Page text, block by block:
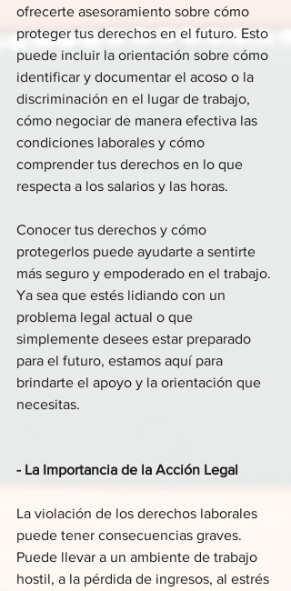
ofrecerte asesoramiento sobre cómo
proteger tus derechos en el futuro. Esto
puede incluir la orientación sobre cómo
identificar y documentar el acoso o la
discriminación en el lugar de trabajo,
cómo negociar de manera efectiva las
condiciones laborales y cómo
comprender tus derechos en lo que
respecta a los salarios y las horas.
Conocer tus derechos y cómo
protegerlos puede ayudarte a sentirte
más seguro y empoderado en el trabajo.
Ya sea que estés lidiando con un
problema legal actual o que
simplemente desees estar preparado
para el futuro, estamos aquí para
brindarte el apoyo y la orientación que
necesitas.
- La Importancia de la Acción Legal
La violación de los derechos laborales
puede tener consecuencias graves.
Puede llevar a un ambiente de trabajo
hostil, a la pérdida de ingresos, al estrés